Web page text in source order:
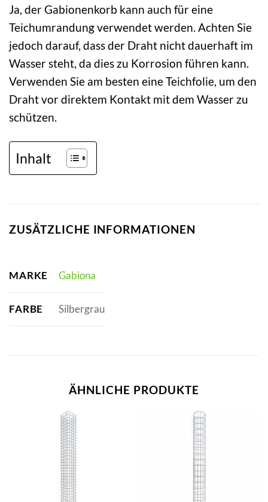
Ja, der Gabionenkorb kann auch für eine
Teichumrandung verwendet werden. Achten Sie
jedoch darauf, dass der Draht nicht dauerhaft im
Wasser steht, da dies zu Korrosion führen kann.
Verwenden Sie am besten eine Teichfolie, um den
Draht vor direktem Kontakt mit dem Wasser zu
schützen.
Inhalt
ZUSÄTZLICHE INFORMATIONEN
MARKE Gabiona
FARBE Silbergrau
ÄHNLICHE PRODUKTE